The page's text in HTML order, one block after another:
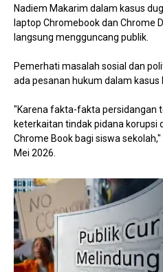
Nadiem Makarim dalam kasus
laptop Chromebook dan Chrome
langsung mengguncang publik.
Pemerhati masalah sosial dan
ada pesanan hukum dalam kasus
"Karena fakta-fakta persidangan
keterkaitan tindak pidana korupsi
Chrome Book bagi siswa
Mei 2026.